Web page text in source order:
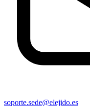
soporte.sede@elejido.es